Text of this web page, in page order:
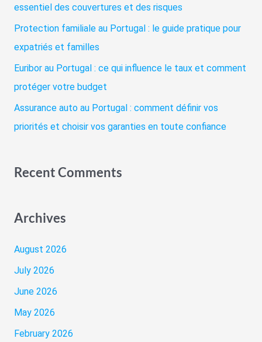
essentiel des couvertures et des risques
Protection familiale au Portugal : le guide pratique pour
expatriés et familles
Euribor au Portugal : ce qui influence le taux et comment
protéger votre budget
Assurance auto au Portugal : comment définir vos
priorités et choisir vos garanties en toute confiance
Recent Comments
Archives
August 2026
July 2026
June 2026
May 2026
February 2026